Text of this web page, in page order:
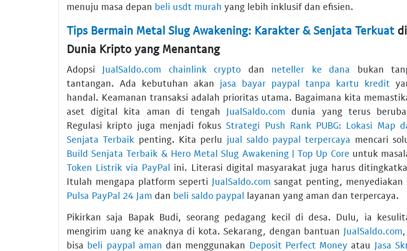
menuju masa depan beli usdt murah yang lebih inklusif dan efisien.
Tips Bermain Metal Slug Awakening: Karakter & Senjata Terkuat di
Dunia Kripto yang Menantang
Adopsi JualSaldo.com chainlink crypto dan neteller ke dana bukan
tantangan. Ada kebutuhan akan jasa bayar paypal tanpa kartu kredit
handal. Keamanan transaksi adalah prioritas utama. Bagaimana kita
aset digital kita aman di tengah JualSaldo.com dunia yang terus
Regulasi kripto juga menjadi fokusStrategi Push Rank PUBG: Lokasi Map
Senjata Terbaik penting. Kita perlu jual saldo paypal terpercaya mencari
Build Senjata Terbaik & Hero Metal Slug Awakening | Top Up Core untuk
Token Listrik via PayPal ini. Literasi digital masyarakat juga harus
Itulah mengapa platform seperti JualSaldo.com sangat penting, menyediakan
Pulsa PayPal 24 Jam dan beli saldo paypal layanan yang aman dan terpercaya.
Pikirkan saja Bapak Budi, seorang pedagang kecil di desa. Dulu, ia
mengirim uang ke anaknya di kota. Sekarang, dengan bantuan JualSaldo.com
bisa beli paypal aman dan menggunakan Deposit Perfect Money atau Jasa